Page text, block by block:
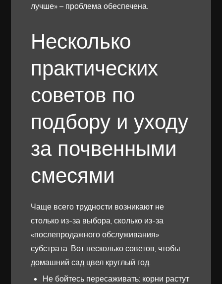
лучше» – проблема обеспечена.
Несколько
практических
советов по
подбору и уходу
за почвенными
смесями
Чаще всего трудности возникают не
столько из-за выбора, сколько из-за
«послепродажного обслуживания»
субстрата. Вот несколько советов, чтобы
домашний сад цвел круглый год.
Не бойтесь пересаживать: корни растут